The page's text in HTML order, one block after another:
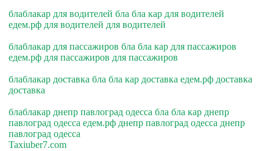
блаблакар для водителей бла бла кар для водителей
едем.рф для водителей для водителей
блаблакар для пассажиров бла бла кар для пассажиров
едем.рф для пассажиров для пассажиров
блаблакар доставка бла бла кар доставка едем.рф доставка
доставка
блаблакар днепр павлоград одесса бла бла кар днепр
павлоград одесса едем.рф днепр павлоград одесса днепр
павлоград одесса
Taxiuber7.com